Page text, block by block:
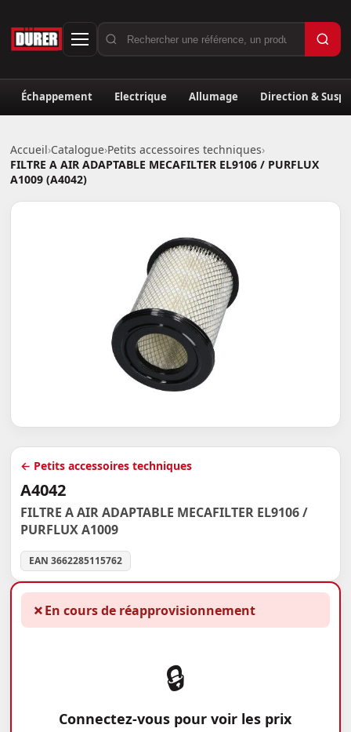
Échappement Electrique Allumage Direction &
Accueil›Catalogue›Petits accessoires techniques›
FILTRE A AIR ADAPTABLE MECAFILTER EL9106 / PURFLUX
A1009 (A4042)
← Petits accessoires techniques
A4042
FILTRE A AIR ADAPTABLE MECAFILTER EL9106 /
PURFLUX A1009
EAN 3662285115762
✗En cours de réapprovisionnement
🔒
Connectez-vous pour voir les prix